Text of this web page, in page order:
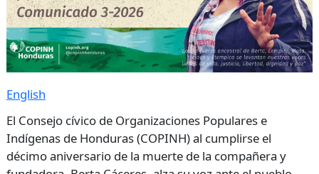
English
El Consejo cívico de Organizaciones Populares e
Indígenas de Honduras (COPINH) al cumplirse el
décimo aniversario de la muerte de la compañera y